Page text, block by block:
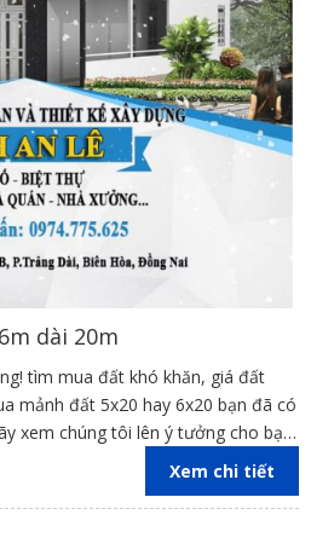
dài 20m
tìm mua đất khó khăn, giá đất
mảnh đất 5x20 hay 6x20 bạn đã có
xem chúng tôi lên ý tưởng cho bạn
Xem chi tiết